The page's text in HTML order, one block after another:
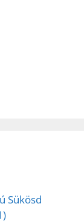
Sükösd